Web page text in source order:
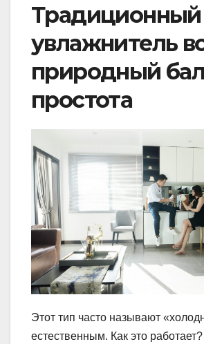
Традиционный
увлажнитель
природный
простота
Этот тип часто называют
естественным. Как это